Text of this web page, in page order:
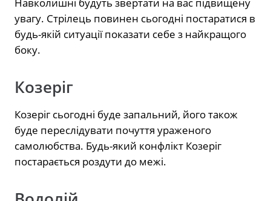
Навколишні будуть звертати на вас підвищену
увагу. Стрілець повинен сьогодні постаратися в
будь-якій ситуації показати себе з найкращого
боку.
Козеріг
Козеріг сьогодні буде запальний, його також
буде переслідувати почуття ураженого
самолюбства. Будь-який конфлікт Козеріг
постарається роздути до межі.